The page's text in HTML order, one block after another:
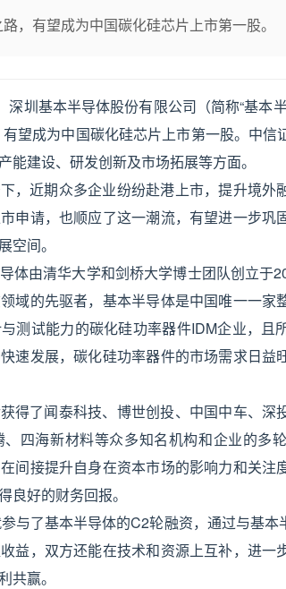
，有望成为中国碳化硅芯片上市第一股。
圳基本半导体股份有限公司（简称“基本
望成为中国碳化硅芯片上市第一股。中信
建设、研发创新及市场拓展等方面。
，近期众多企业纷纷赴港上市，提升境外
申请，也顺应了这一潮流，有望进一步巩
空间。
体由清华大学和剑桥大学博士团队创立于
域的先驱者，基本半导体是中国唯一一家
测试能力的碳化硅功率器件IDM企业，且
速发展，碳化硅功率器件的市场需求日益
得了闻泰科技、博世创投、中国中车、深
四海新材料等众多知名机构和企业的多
间接提升自身在资本市场的影响力和关注
良好的财务回报。
与了基本半导体的C2轮融资，通过与基
益，双方还能在技术和资源上互补，进一
共赢。